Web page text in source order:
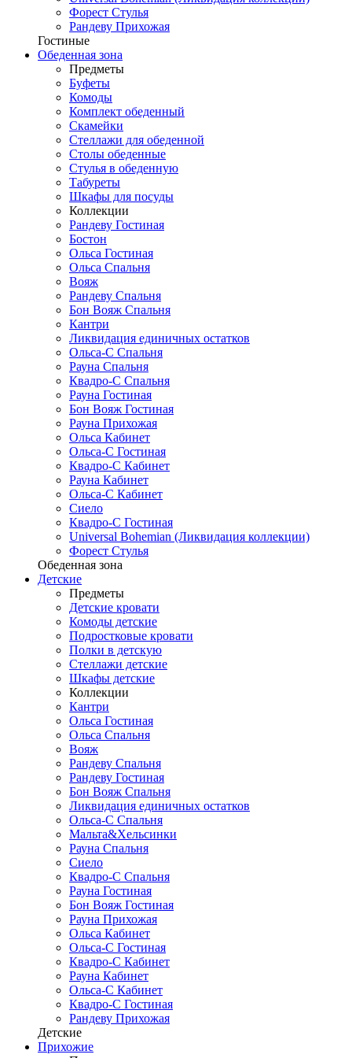
Форест Стулья
Рандеву Прихожая
Гостиные
Обеденная зона
Предметы
Буфеты
Комоды
Комплект обеденный
Скамейки
Стеллажи для обеденной
Столы обеденные
Стулья в обеденную
Табуреты
Шкафы для посуды
Коллекции
Рандеву Гостиная
Бостон
Ольса Гостиная
Ольса Спальня
Вояж
Рандеву Спальня
Бон Вояж Спальня
Кантри
Ликвидация единичных остатков
Ольса-С Спальня
Рауна Спальня
Квадро-С Спальня
Рауна Гостиная
Бон Вояж Гостиная
Рауна Прихожая
Ольса Кабинет
Ольса-С Гостиная
Квадро-С Кабинет
Рауна Кабинет
Ольса-С Кабинет
Сиело
Квадро-С Гостиная
Universal Bohemian (Ликвидация коллекции)
Форест Стулья
Обеденная зона
Детские
Предметы
Детские кровати
Комоды детские
Подростковые кровати
Полки в детскую
Стеллажи детские
Шкафы детские
Коллекции
Кантри
Ольса Гостиная
Ольса Спальня
Вояж
Рандеву Спальня
Рандеву Гостиная
Бон Вояж Спальня
Ликвидация единичных остатков
Ольса-С Спальня
Мальта&Хельсинки
Рауна Спальня
Сиело
Квадро-С Спальня
Рауна Гостиная
Бон Вояж Гостиная
Рауна Прихожая
Ольса Кабинет
Ольса-С Гостиная
Квадро-С Кабинет
Рауна Кабинет
Ольса-С Кабинет
Квадро-С Гостиная
Рандеву Прихожая
Детские
Прихожие